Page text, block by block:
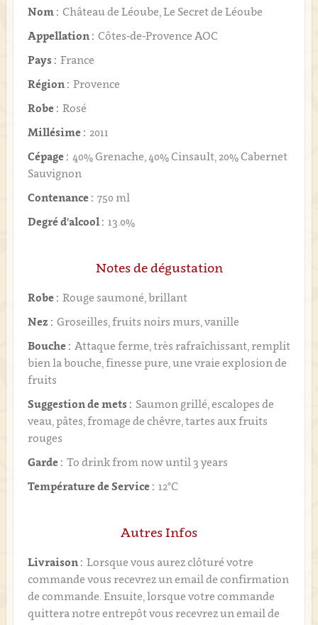
Nom : Château de Léoube, Le Secret de Léoube
Appellation : Côtes-de-Provence AOC
Pays : France
Région : Provence
Robe : Rosé
Millésime : 2011
Cépage : 40% Grenache, 40% Cinsault, 20% Cabernet
Sauvignon
Contenance : 750 ml
Degré d'alcool : 13.0%
Notes de dégustation
Robe : Rouge saumoné, brillant
Nez : Groseilles, fruits noirs murs, vanille
Bouche : Attaque ferme, très rafraîchissant, remplit
bien la bouche, finesse pure, une vraie explosion de
fruits
Suggestion de mets : Saumon grillé, escalopes de
veau, pâtes, fromage de chêvre, tartes aux fruits
rouges
Garde : To drink from now until 3 years
Température de Service : 12°C
Autres Infos
Livraison : Lorsque vous aurez clôturé votre
commande vous recevrez un email de confirmation
de commande. Ensuite, lorsque votre commande
quittera notre entrepôt vous recevrez un email de